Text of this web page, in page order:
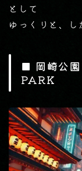
として
ゆっくりと、し
■ 岡崎公
PARK